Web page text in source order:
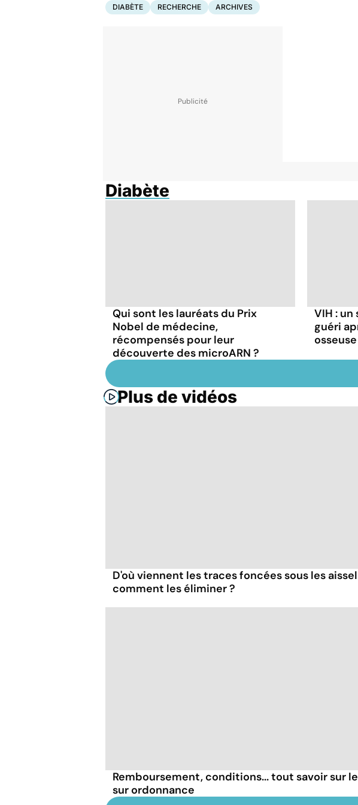
DIABÈTE RECHERCHE ARCHIVES
Diabète
Qui sont les lauréats du Prix
Nobel de médecine,
récompensés pour leur
découverte des microARN ?
VIH :
guéri
osseuse
Plus de vidéos
D'où viennent les traces foncées sous les
comment les éliminer ?
Remboursement, conditions... tout savoir sur
sur ordonnance